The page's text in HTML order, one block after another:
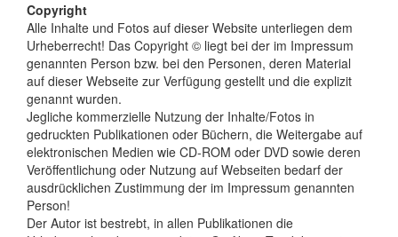
Copyright
Alle Inhalte und Fotos auf dieser Website unterliegen dem
Urheberrecht! Das Copyright © liegt bei der im Impressum
genannten Person bzw. bei den Personen, deren Material
auf dieser Webseite zur Verfügung gestellt und die explizit
genannt wurden.
Jegliche kommerzielle Nutzung der Inhalte/Fotos in
gedruckten Publikationen oder Büchern, die Weitergabe auf
elektronischen Medien wie CD-ROM oder DVD sowie deren
Veröffentlichung oder Nutzung auf Webseiten bedarf der
ausdrücklichen Zustimmung der im Impressum genannten
Person!
Der Autor ist bestrebt, in allen Publikationen die